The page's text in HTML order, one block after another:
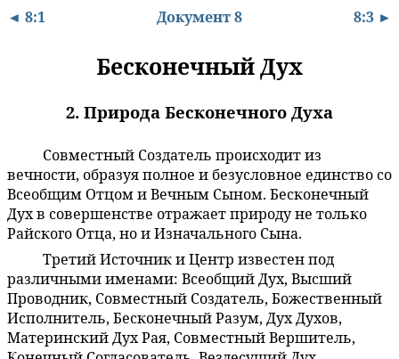
◄ 8:1 Документ 8 8:3 ►
Бесконечный Дух
2. Природа Бесконечного Духа
Совместный Создатель происходит из
вечности, образуя полное и безусловное единство со
Всеобщим Отцом и Вечным Сыном. Бесконечный
Дух в совершенстве отражает природу не только
Райского Отца, но и Изначального Сына.
Третий Источник и Центр известен под
различными именами: Всеобщий Дух, Высший
Проводник, Совместный Создатель, Божественный
Исполнитель, Бесконечный Разум, Дух Духов,
Материнский Дух Рая, Совместный Вершитель,